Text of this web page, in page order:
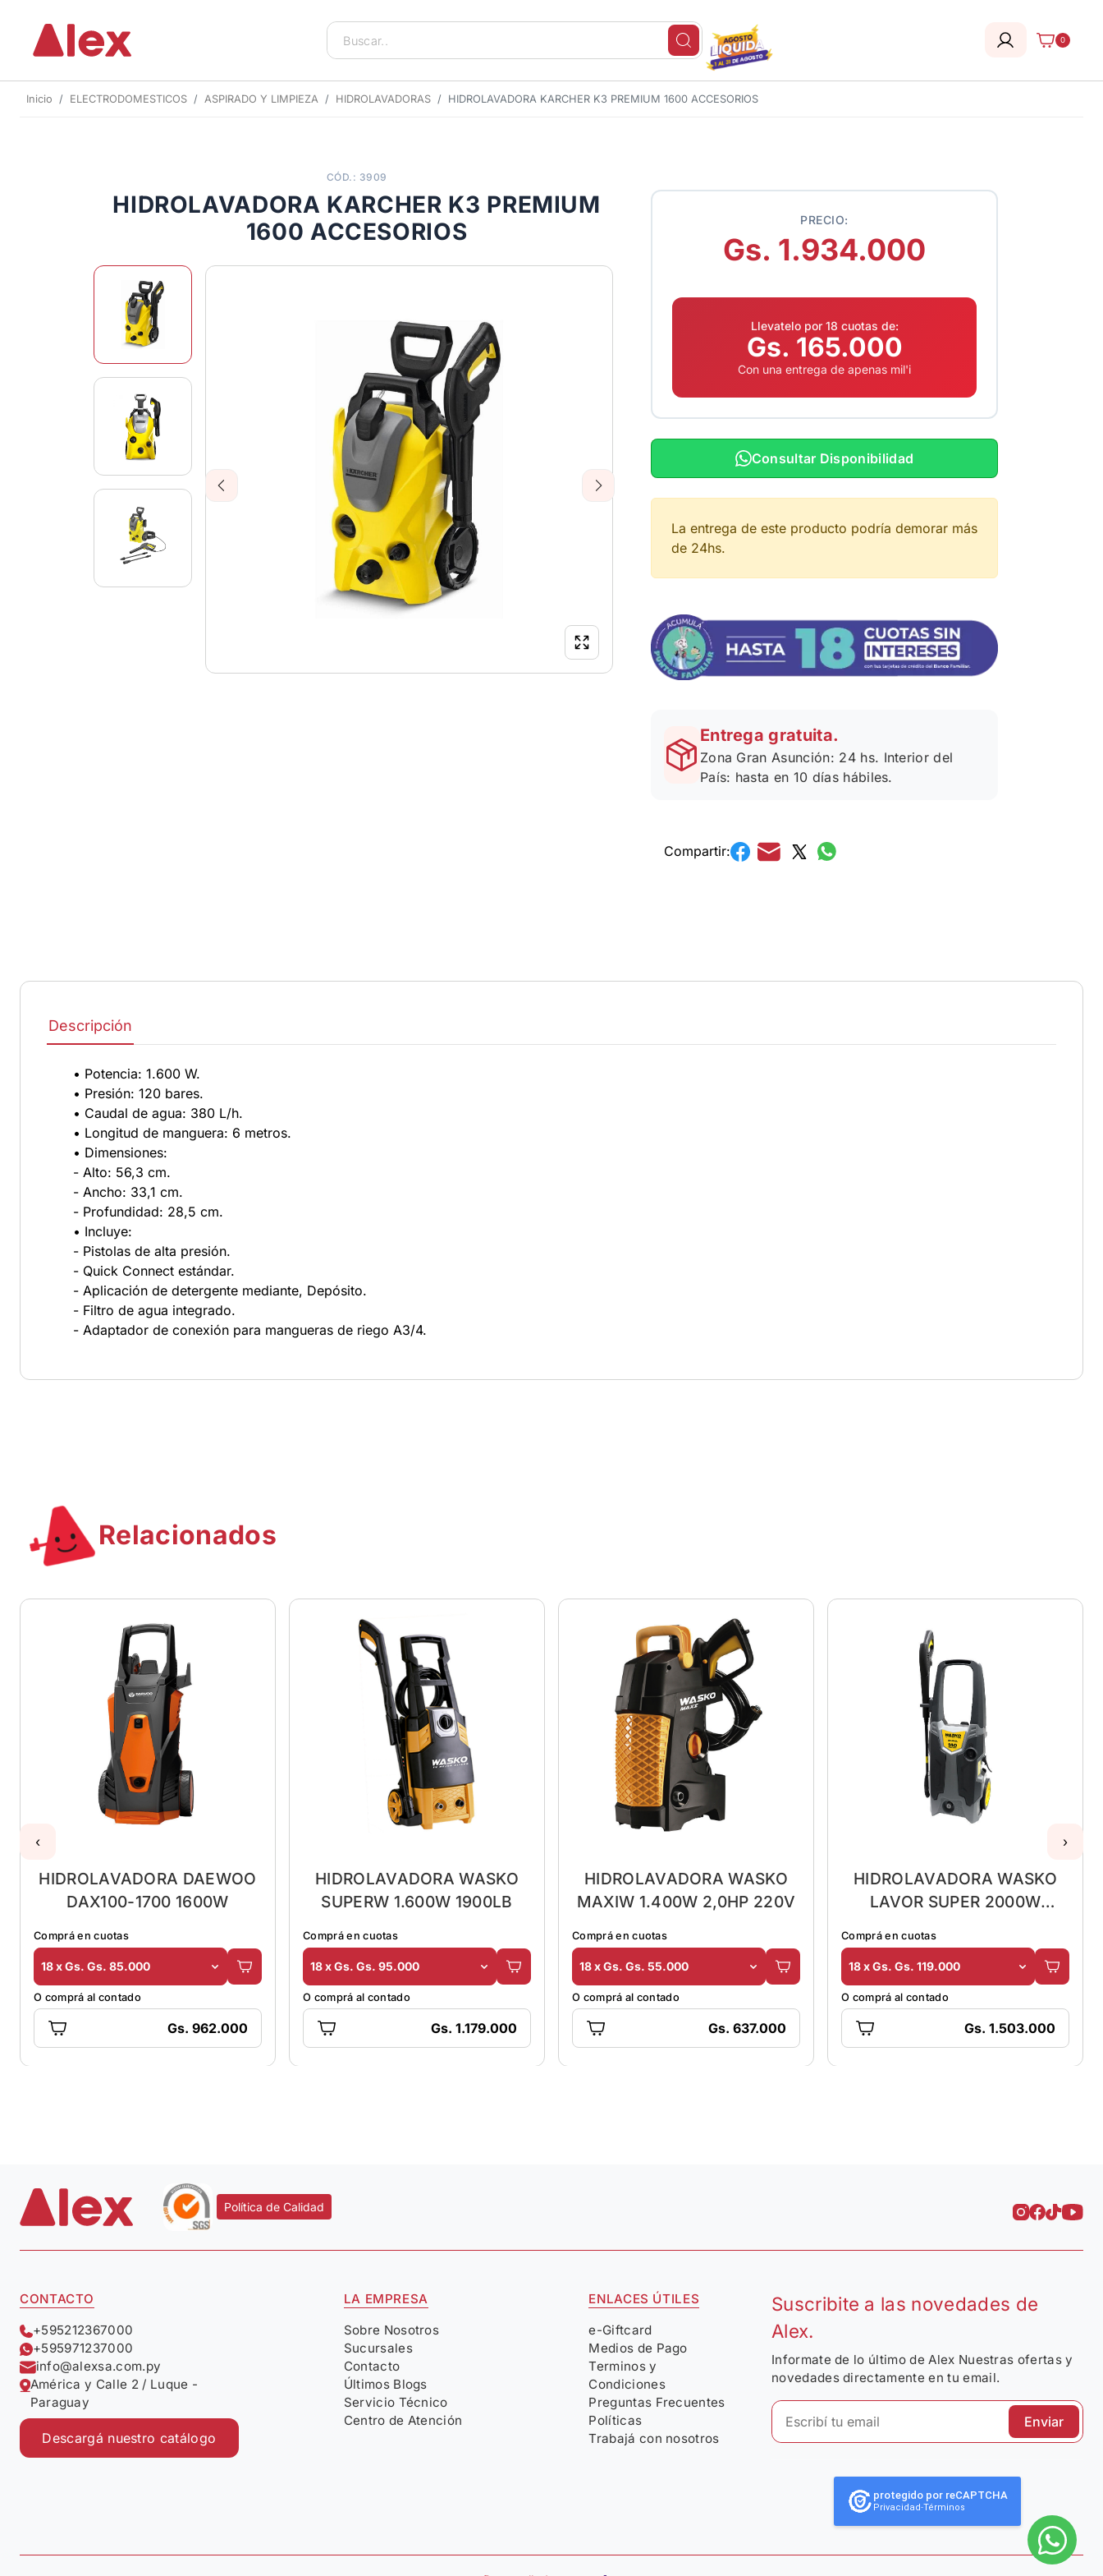
0
Inicio ELECTRODOMESTICOS ASPIRADO Y LIMPIEZA HIDROLAVADORAS HIDROLAVADORA KARCHER K3 PREMIUM 1600 ACCESORIOS
CÓD.: 3909
HIDROLAVADORA KARCHER K3 PREMIUM
1600 ACCESORIOS
Previous Next
PRECIO:
Gs. 1.934.000
Llevatelo por 18 cuotas de:
Gs. 165.000
Con una entrega de apenas mil'i
Consultar Disponibilidad
La entrega de este producto podría demorar más
de 24hs.
Entrega gratuita.
Zona Gran Asunción: 24 hs. Interior del
País: hasta en 10 días hábiles.
Compartir:
Descripción
• Potencia: 1.600 W.
• Presión: 120 bares.
• Caudal de agua: 380 L/h.
• Longitud de manguera: 6 metros.
• Dimensiones:
- Alto: 56,3 cm.
- Ancho: 33,1 cm.
- Profundidad: 28,5 cm.
• Incluye:
- Pistolas de alta presión.
- Quick Connect estándar.
- Aplicación de detergente mediante, Depósito.
- Filtro de agua integrado.
- Adaptador de conexión para mangueras de riego A3/4.
Relacionados
HIDROLAVADORA DAEWOO
DAX100-1700 1600W
Comprá en cuotas
18 x Gs. Gs. 85.000
O comprá al contado
Gs. 962.000
HIDROLAVADORA WASKO
SUPERW 1.600W 1900LB
Comprá en cuotas
18 x Gs. Gs. 95.000
O comprá al contado
Gs. 1.179.000
HIDROLAVADORA WASKO
MAXIW 1.400W 2,0HP 220V
Comprá en cuotas
18 x Gs. Gs. 55.000
O comprá al contado
Gs. 637.000
HIDROLAVADORA WASKO
LAVOR SUPER 2000W
Comprá en cuotas
18 x Gs. Gs. 119.000
O comprá al contado
Gs. 1.503.000
‹ ›
Política de Calidad
CONTACTO
+595212367000
+595971237000
info@alexsa.com.py
América y Calle 2 / Luque -
Paraguay
Descargá nuestro catálogo
LA EMPRESA
Sobre Nosotros
Sucursales
Contacto
Últimos Blogs
Servicio Técnico
Centro de Atención
ENLACES ÚTILES
e-Giftcard
Medios de Pago
Terminos y
Condiciones
Preguntas Frecuentes
Políticas
Trabajá con nosotros
Suscribite a las novedades de
Alex.
Informate de lo último de Alex Nuestras ofertas y
novedades directamente en tu email.
Enviar
protegido por reCAPTCHA
Privacidad-Términos